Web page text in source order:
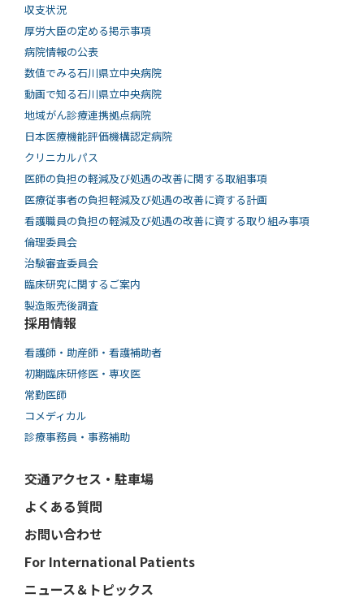
収支状況
厚労大臣の定める掲示事項
病院情報の公表
数値でみる石川県立中央病院
動画で知る⽯川県⽴中央病院
地域がん診療連携拠点病院
日本医療機能評価機構認定病院
クリニカルパス
医師の負担の軽減及び処遇の改善に関する取組事項
医療従事者の負担軽減及び処遇の改善に資する計画
看護職員の負担の軽減及び処遇の改善に資する取り組み事項
倫理委員会
治験審査委員会
臨床研究に関するご案内
製造販売後調査
採用情報
看護師・助産師・看護補助者
初期臨床研修医・専攻医
常勤医師
コメディカル
診療事務員・事務補助
交通アクセス・駐車場
よくある質問
お問い合わせ
For International Patients
ニュース＆トピックス